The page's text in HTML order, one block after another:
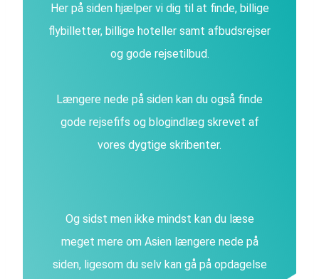
Her på siden hjælper vi dig til at finde, billige
flybilletter, billige hoteller samt afbudsrejser
og gode rejsetilbud.
Længere nede på siden kan du også finde
gode rejsefifs og blogindlæg skrevet af
vores dygtige skribenter.
Og sidst men ikke mindst kan du læse
meget mere om Asien længere nede på
siden, ligesom du selv kan gå på opdagelse